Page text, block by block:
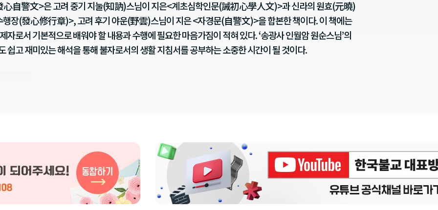
自警文>은 고려 중기 지눌(知訥)스님이 지은<계초심학인문(誡初心學人文)>과 신라의 원효(元曉)
행장(發心修行章)>, 고려 후기 야운(野雲)스님이 지은 <자경문(自警文)>을 합본한 책이다. 이 책에는
자로서 기본적으로 배워야 할 내용과 수행에 필요한 마음가짐이 적혀 있다. ‘송광사 인월암 원순스님’의
쉽고 재미있는 해석을 통해 불자로서의 생활 지침서를 공부하는 소중한 시간이 될 것이다.